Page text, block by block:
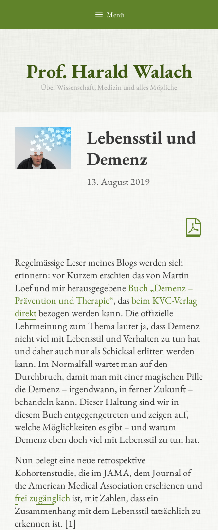
springen
Menü
Prof. Harald Walach
Über Wissenschaft, Medizin und alles Mögliche
Lebensstil und
Demenz
13. August 2019
Regelmässige Leser meines Blogs werden sich
erinnern: vor Kurzem erschien das von Martin
Loef und mir herausgegebeneBuch „Demenz –
Prävention und Therapie“, dasbeim KVC-Verlag
direktbezogen werden kann. Die offizielle
Lehrmeinung zum Thema lautet ja, dass Demenz
nicht viel mit Lebensstil und Verhalten zu tun hat
und daher auch nur als Schicksal erlitten werden
kann. Im Normalfall wartet man auf den
Durchbruch, damit man mit einer magischen Pille
die Demenz – irgendwann, in ferner Zukunft –
behandeln kann. Dieser Haltung sind wir in
diesem Buch entgegengetreten und zeigen auf,
welche Möglichkeiten es gibt – und warum
Demenz eben doch viel mit Lebensstil zu tun hat.
Nun belegt eine neue retrospektive
Kohortenstudie, die im JAMA, dem Journal of
the American Medical Association erschienen und
frei zugänglichist, mit Zahlen, dass ein
Zusammenhang mit dem Lebensstil tatsächlich zu
erkennen ist. [1]